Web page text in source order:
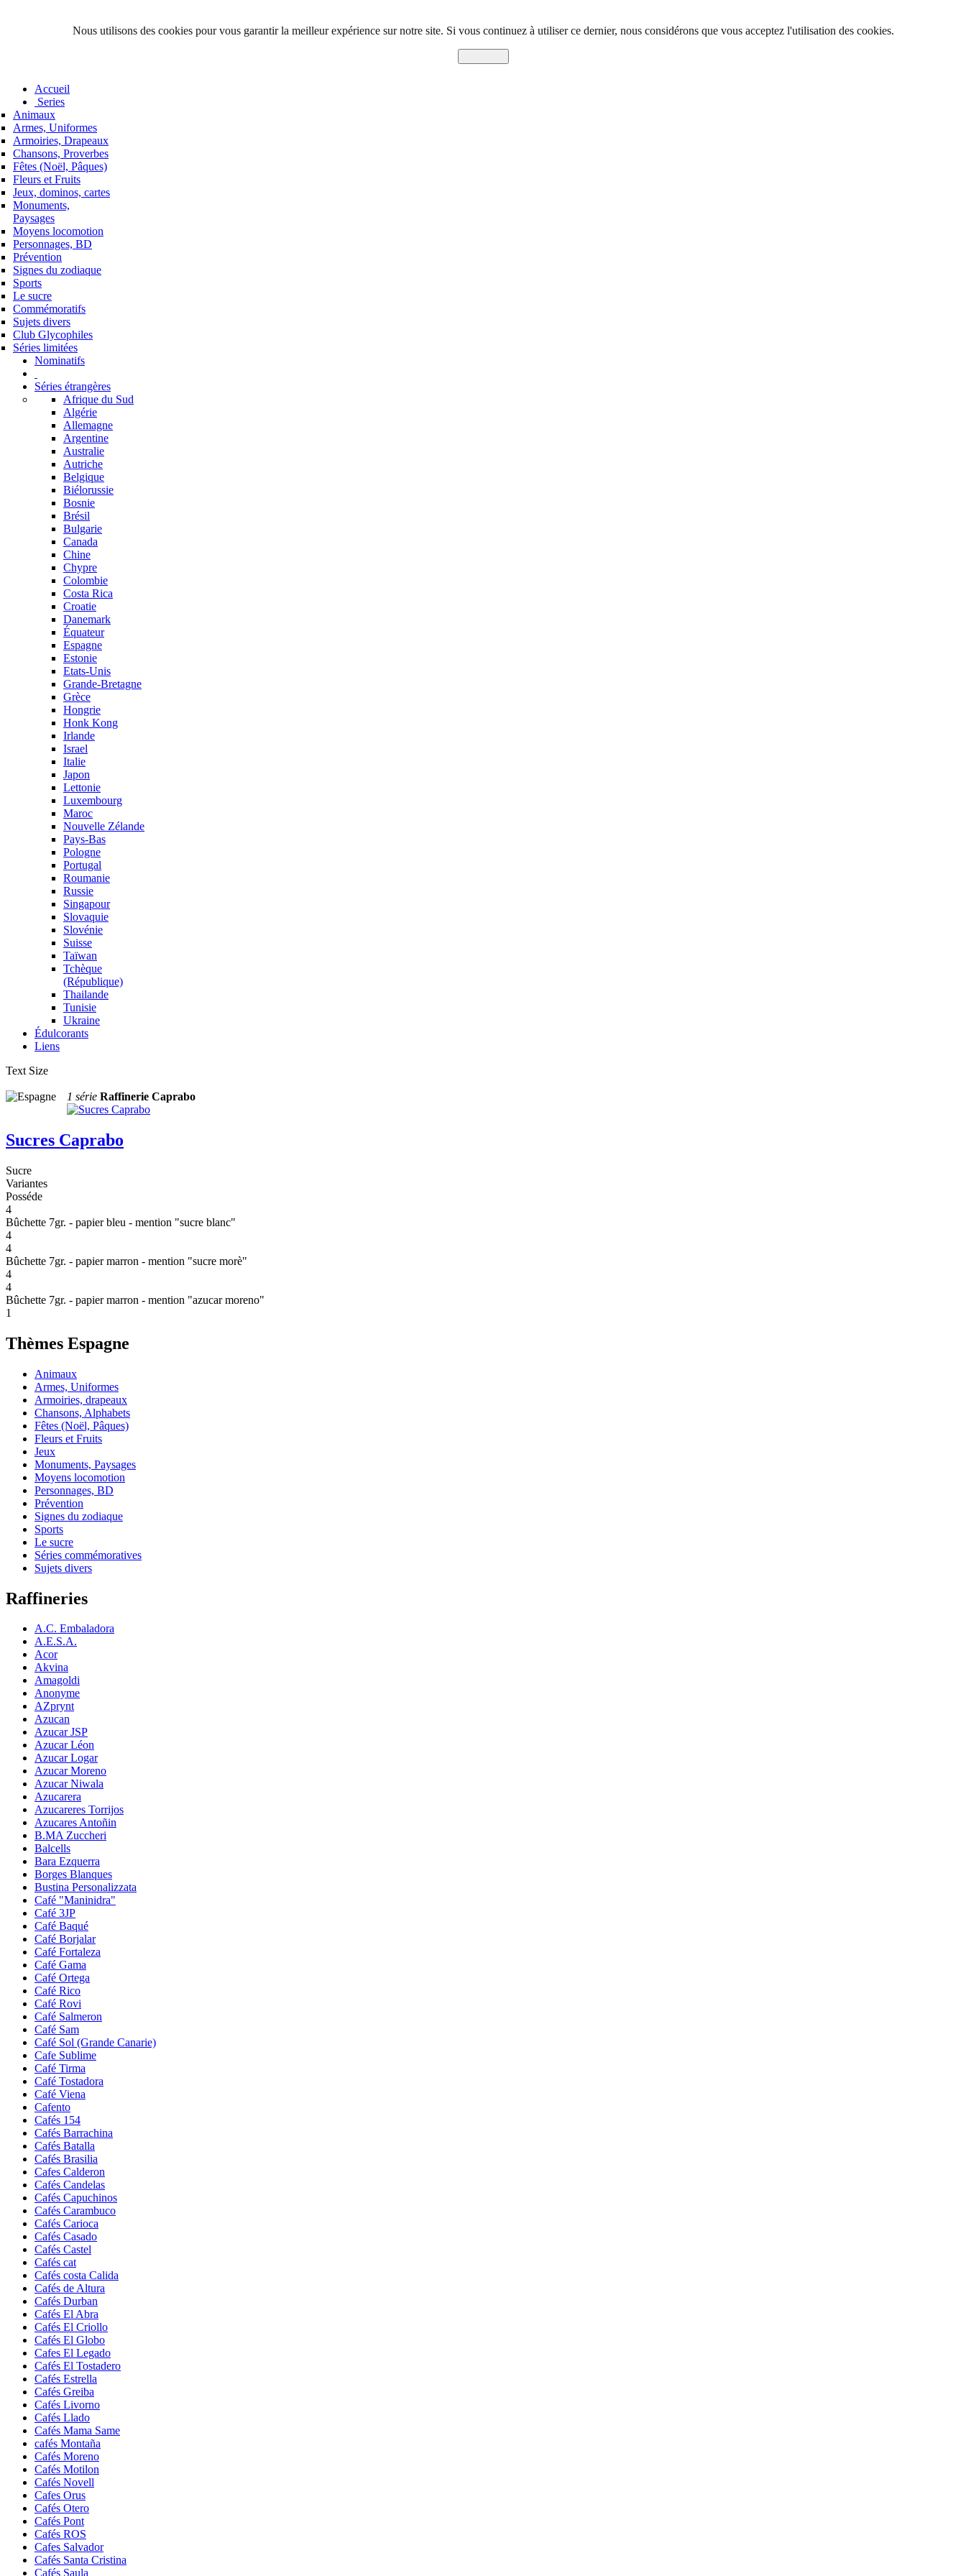
Nous utilisons des cookies pour vous garantir la meilleur expérience sur notre site. Si vous continuez à utiliser ce dernier, nous considérons que vous acceptez l'utilisation des cookies.
Accueil
Series
Animaux
Armes, Uniformes
Armoiries, Drapeaux
Chansons, Proverbes
Fêtes (Noël, Pâques)
Fleurs et Fruits
Jeux, dominos, cartes
Monuments,
Paysages
Moyens locomotion
Personnages, BD
Prévention
Signes du zodiaque
Sports
Le sucre
Commémoratifs
Sujets divers
Club Glycophiles
Séries limitées
Nominatifs
Séries étrangères
Afrique du Sud
Algérie
Allemagne
Argentine
Australie
Autriche
Belgique
Biélorussie
Bosnie
Brésil
Bulgarie
Canada
Chine
Chypre
Colombie
Costa Rica
Croatie
Danemark
Équateur
Espagne
Estonie
Etats-Unis
Grande-Bretagne
Grèce
Hongrie
Honk Kong
Irlande
Israel
Italie
Japon
Lettonie
Luxembourg
Maroc
Nouvelle Zélande
Pays-Bas
Pologne
Portugal
Roumanie
Russie
Singapour
Slovaquie
Slovénie
Suisse
Taïwan
Tchèque
(République)
Thailande
Tunisie
Ukraine
Édulcorants
Liens
Text Size
1 série Raffinerie Caprabo
Sucres Caprabo
Sucre
Variantes
Posséde
4
Bûchette 7gr. - papier bleu - mention "sucre blanc"
4
4
Bûchette 7gr. - papier marron - mention "sucre morè"
4
4
Bûchette 7gr. - papier marron - mention "azucar moreno"
1
Thèmes Espagne
Animaux
Armes, Uniformes
Armoiries, drapeaux
Chansons, Alphabets
Fêtes (Noël, Pâques)
Fleurs et Fruits
Jeux
Monuments, Paysages
Moyens locomotion
Personnages, BD
Prévention
Signes du zodiaque
Sports
Le sucre
Séries commémoratives
Sujets divers
Raffineries
A.C. Embaladora
A.E.S.A.
Acor
Akvina
Amagoldi
Anonyme
AZprynt
Azucan
Azucar JSP
Azucar Léon
Azucar Logar
Azucar Moreno
Azucar Niwala
Azucarera
Azucareres Torrijos
Azucares Antoñin
B.MA Zuccheri
Balcells
Bara Ezquerra
Borges Blanques
Bustina Personalizzata
Café "Maninidra"
Café 3JP
Café Baqué
Café Borjalar
Café Fortaleza
Café Gama
Café Ortega
Café Rico
Café Rovi
Café Salmeron
Café Sam
Café Sol (Grande Canarie)
Cafe Sublime
Café Tirma
Café Tostadora
Café Viena
Cafento
Cafés 154
Cafés Barrachina
Cafés Batalla
Cafés Brasilia
Cafes Calderon
Cafés Candelas
Cafés Capuchinos
Cafés Carambuco
Cafés Carioca
Cafés Casado
Cafés Castel
Cafés cat
Cafés costa Calida
Cafés de Altura
Cafés Durban
Cafés El Abra
Cafés El Criollo
Cafés El Globo
Cafes El Legado
Cafés El Tostadero
Cafés Estrella
Cafés Greiba
Cafés Livorno
Cafés Llado
Cafés Mama Same
cafés Montaña
Cafés Moreno
Cafés Motilon
Cafés Novell
Cafes Orus
Cafés Otero
Cafés Pont
Cafés ROS
Cafes Salvador
Cafés Santa Cristina
Cafés Saula